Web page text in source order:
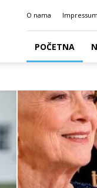
O nama Impressum
POČETNA